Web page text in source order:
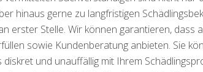
hinaus gerne zu langfristigen
erster Stelle. Wir können garantieren, dass
sowie Kundenberatung anbieten. Sie
und unauffällig mit Ihrem